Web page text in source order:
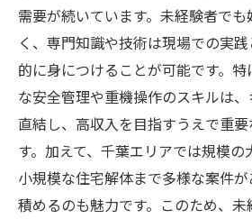
需要が続いています。未経験者で
く、専門知識や技術は現場での実
的に身につけることが可能です。
な安全管理や重機操作のスキルは
直結し、高収入を目指すうえで重
す。加えて、千葉エリアでは規模の
小規模な住宅解体まで多様な案件
積めるのも魅力です。このため、